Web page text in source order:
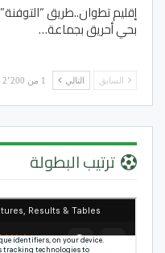
إقليم تطوان..طريق “التوفنة”
بحي أحريق بجماعة…
السابق التالي 1 من 2٬200
ترتيب البطولة